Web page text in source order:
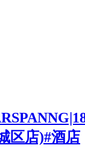
区店)#酒店